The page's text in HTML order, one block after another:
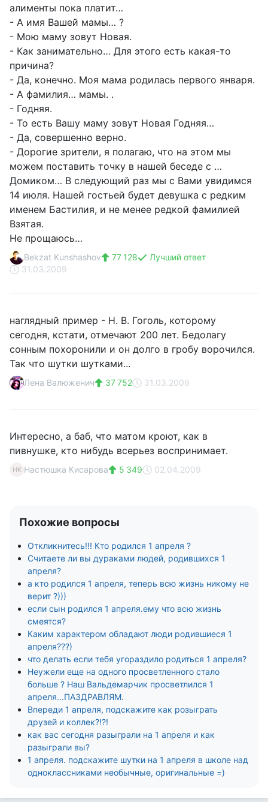
алименты пока платит…
- А имя Вашей мамы… ?
- Мою маму зовут Новая.
- Как занимательно… Для этого есть какая-то
причина?
- Да, конечно. Моя мама родилась первого января.
- А фамилия… мамы. .
- Годняя.
- То есть Вашу маму зовут Новая Годняя…
- Да, совершенно верно.
- Дорогие зрители, я полагаю, что на этом мы
можем поставить точку в нашей беседе с …
Домиком… В следующий раз мы с Вами увидимся
14 июля. Нашей гостьей будет девушка с редким
именем Бастилия, и не менее редкой фамилией
Взятая.
Не прощаюсь…
Bekzat Kunshashov 77 128
Лучший ответ
31.03.2009
наглядный пример - Н. В. Гоголь, которому
сегодня, кстати, отмечают 200 лет. Бедолагу
сонным похоронили и он долго в гробу ворочился.
Так что шутки шутками...
Лена Валюженич 37 752 31.03.2009
Интересно, а баб, что матом кроют, как в
пивнушке, кто нибудь всерьез воспринимает.
НК Настюшка Кисарова 5 349 02.04.2009
Похожие вопросы
Откликнитесь!!! Кто родился 1 апреля ?
Считаете ли вы дураками людей, родившихся 1
апреля?
а кто родился 1 апреля, теперь всю жизнь никому не
верит ?)))
если сын родился 1 апреля.ему что всю жизнь
смеятся?
Каким характером обладают люди родившиеся 1
апреля???)
что делать если тебя угораздило родиться 1 апреля?
Неужели еще на одного просветленного стало
больше ? Наш Вальдемарчик просветлился 1
апреля...ПАЗДРАВЛЯМ.
Впереди 1 апреля, подскажите как розыграть
друзей и коллек?!?!
как вас сегодня разыграли на 1 апреля и как
разыграли вы?
1 апреля. подскажите шутки на 1 апреля в школе над
одноклассниками необычные, оригинальные =)